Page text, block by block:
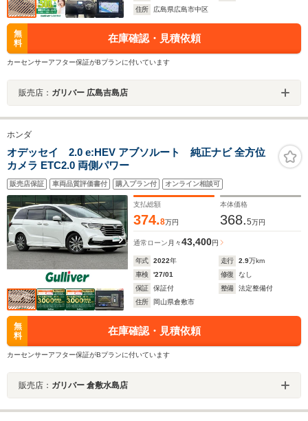
住所
広島県広島市中区
無
料
在庫確認・見積依頼
カーセンサーアフター保証がBプランに付いています
販売店： ガリバー 広島吉島店
ホンダ
オデッセイ 2.0 e:HEV アブソルート 純正ナビ 全方位
カメラ ETC2.0 両側パワー
販売店保証 車両品質評価書付 購入プラン付 オンライン相談可
支払総額
374.8万円
本体価格
368.5万円
通常ローン 月々43,400円
年式 2022年 走行 2.9万km
車検
'27/01 修復
なし
保証
保証付 整備
法定整備付
住所
岡山県倉敷市
無
料
在庫確認・見積依頼
カーセンサーアフター保証がBプランに付いています
販売店： ガリバー 倉敷水島店